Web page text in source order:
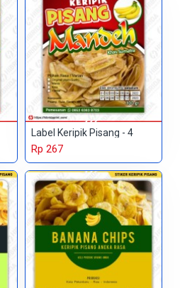
Label Keripik Pisang - 4
Rp 267